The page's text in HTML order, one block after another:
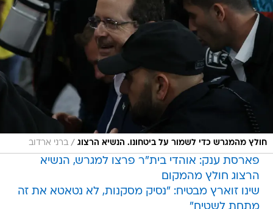
חולץ מהמגרש כדי לשמור על ביטחונו. הנשיא הרצוג / ברני ארדוב
פארסת ענק: אוהדי בית"ר פרצו למגרש, הנשיא
הרצוג חולץ מהמקום
שינו זוארץ מבטיח: "נסיק מסקנות, לא נטאטא את זה